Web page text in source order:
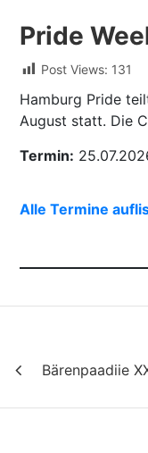
Pride
Post Views: 131
Hamburg Pride
August statt. Die
Termin:
Alle Termine
Bärenpaadiie